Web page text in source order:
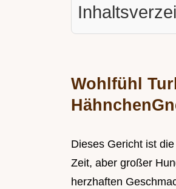
Wohlfühl
Dieses Gericht ist
Zeit, aber großer
herzhaften